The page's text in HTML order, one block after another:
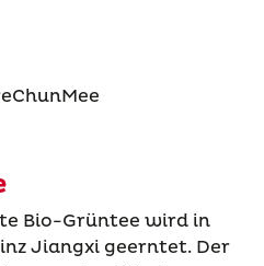
Bio-Grüntee wird in
Jiangxi geerntet. Der